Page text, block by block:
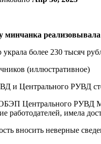
реализовывала
(иллюстративное)
и Центрального РУВД
Центрального РУВД
работодателей, имела
вносить неверные